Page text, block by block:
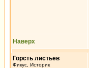
Наверх
Горсть листьев
Фикус, Историк